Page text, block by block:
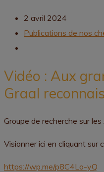
2 avril 2024
Publications de nos
Vidéo : Aux
Graal
Groupe de recherche sur
Visionner ici en cliquant sur
https://wp.me/p8C4Lo-yQ